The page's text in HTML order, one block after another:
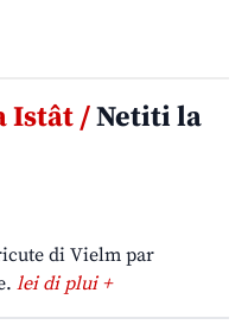
Istât /Netiti la
di Vielm par
lei di plui +